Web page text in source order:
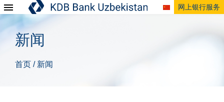
网上银行服务
新闻
首页 / 新闻